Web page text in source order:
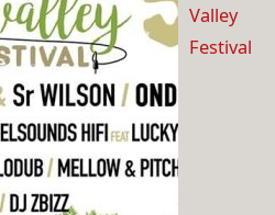
Valley
Festival